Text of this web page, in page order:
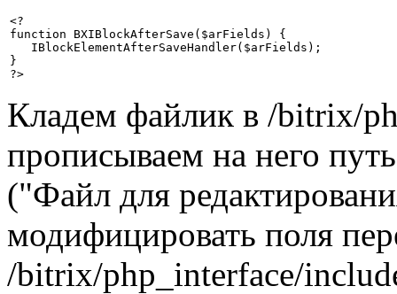
<?
function BXIBlockAfterSave($arFields) {
IBlockElementAfterSaveHandler($arFields);
}
?>
Кладем файлик в /bitrix/
прописываем на него
("Файл для
модифицировать поля
/bitrix/php_interface/